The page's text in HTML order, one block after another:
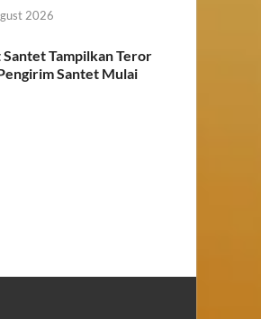
2026
Tampilkan Teror
Santet Mulai